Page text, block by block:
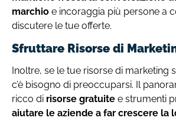
marchio e incoraggia più persone a
discutere le tue offerte.
Sfruttare Risorse di
Inoltre, se le tue risorse di marketing
c’è bisogno di preoccuparsi. Il
ricco di risorse gratuite e strumenti
aiutare le aziende a far crescere la